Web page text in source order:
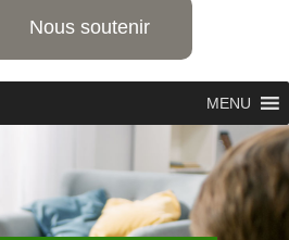
Nous soutenir
MENU